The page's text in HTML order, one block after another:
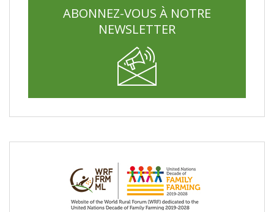
ABONNEZ-VOUS À NOTRE
NEWSLETTER